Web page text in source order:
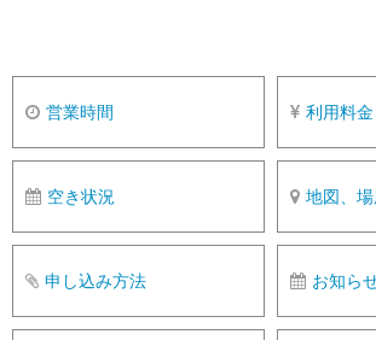
営業時間 利用料金
空き状況 地図、
申し込み方法 お知ら